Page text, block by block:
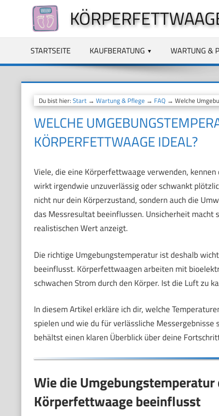
springen
STARTSEITE KAUFBERATUNG WARTUNG &
Du bist hier: Start→ Wartung & Pflege → FAQ → Welche
WELCHE
KÖRPERFETTWAAGE IDEAL?
Viele, die eine Körperfettwaage verwenden,
wirkt irgendwie unzuverlässig oder schwankt
nicht nur dein Körperzustand, sondern auch die
das Messresultat beeinflussen. Unsicherheit
realistischen Wert anzeigt.
Die richtige Umgebungstemperatur ist deshalb
beeinflusst. Körperfettwaagen arbeiten mit
schwachen Strom durch den Körper. Ist die Luft zu
In diesem Artikel erkläre ich dir, welche
spielen und wie du für verlässliche
behältst einen klaren Überblick über deine
Wie die
Körperfettwaage beeinflusst